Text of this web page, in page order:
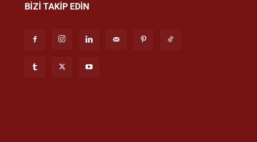
BİZİ TAKİP EDİN